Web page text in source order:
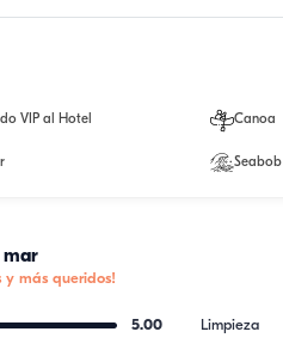
VIP al Hotel Canoa
Seabob
mar
y más queridos!
5.00 Limpieza